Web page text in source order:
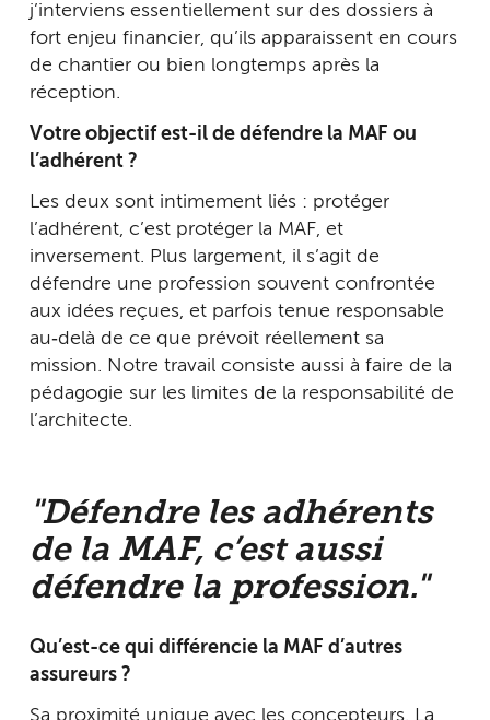
j’interviens essentiellement sur des dossiers à
fort enjeu financier, qu’ils apparaissent en cours
de chantier ou bien longtemps après la
réception.
Votre objectif est-il de défendre la MAF ou
l’adhérent ?
Les deux sont intimement liés : protéger
l’adhérent, c’est protéger la MAF, et
inversement. Plus largement, il s’agit de
défendre une profession souvent confrontée
aux idées reçues, et parfois tenue responsable
au‑delà de ce que prévoit réellement sa
mission. Notre travail consiste aussi à faire de la
pédagogie sur les limites de la responsabilité de
l’architecte.
"Défendre les adhérents
de la MAF, c’est aussi
défendre la profession."
Qu’est-ce qui différencie la MAF d’autres
assureurs ?
Sa proximité unique avec les concepteurs. La